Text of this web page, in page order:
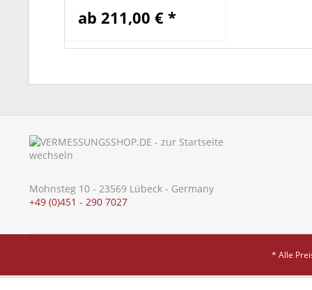
ab 211,00 € *
Mohnsteg 10 - 23569 Lübeck - Germany
+49 (0)451 - 290 7027
* Alle